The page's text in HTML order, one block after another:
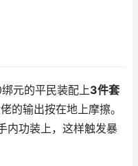
元的平民装配上3件套
的输出按在地上摩擦。
内功装上，这样触发暴